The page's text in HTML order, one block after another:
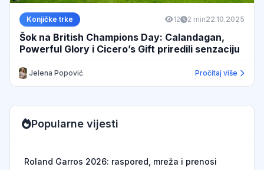
Konjičke trke 12 2 min22.10.2025
Šok na British Champions Day: Calandagan,
Powerful Glory i Cicero’s Gift priredili senzaciju
Jelena Popović Pročitaj više
Popularne vijesti
Roland Garros 2026: raspored, mreža i prenosi